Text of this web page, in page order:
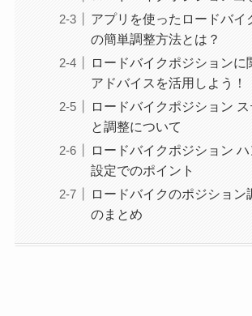
アプリを使ったロードバイ
の簡単調整方法とは？
ロードバイクポジションに
アドバイスを活用しよう！
ロードバイクポジション
と調整について
ロードバイクポジション
設定でのポイント
ロードバイクのポジション
のまとめ